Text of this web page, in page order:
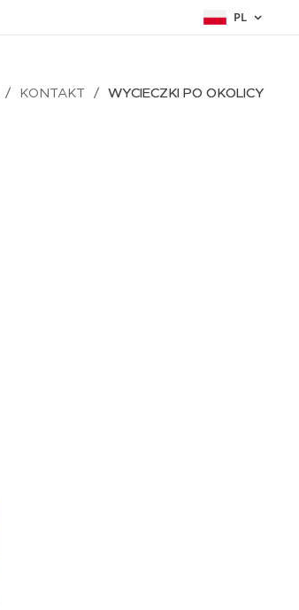
PL
KONTAKT WYCIECZKI PO OKOLICY